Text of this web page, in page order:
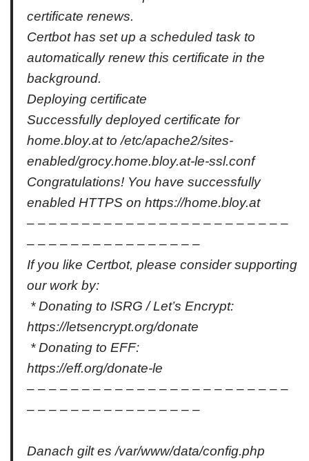
certificate renews.
Certbot has set up a scheduled task to
automatically renew this certificate in the
background.
Deploying certificate
Successfully deployed certificate for
home.bloy.at to /etc/apache2/sites-
enabled/grocy.home.bloy.at-le-ssl.conf
Congratulations! You have successfully
enabled HTTPS on https://home.bloy.at
– – – – – – – – – – – – – – – – – – – – – – – –
– – – – – – – – – – – – – – – –
If you like Certbot, please consider supporting
our work by:
* Donating to ISRG / Let’s Encrypt:
https://letsencrypt.org/donate
* Donating to EFF:
https://eff.org/donate-le
– – – – – – – – – – – – – – – – – – – – – – – –
– – – – – – – – – – – – – – – –
Danach gilt es /var/www/data/config.php